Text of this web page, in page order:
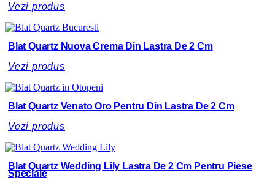
Vezi produs
Blat Quartz Nuova Crema Din Lastra De 2 Cm
Vezi produs
Blat Quartz Venato Oro Pentru Din Lastra De 2 Cm
Vezi produs
Blat Quartz Wedding Lily Lastra De 2 Cm Pentru Piese
Speciale